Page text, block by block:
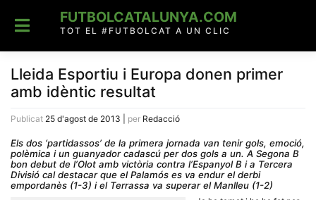
content
FUTBOLCATALUNYA.COM
TOT EL #FUTBOLCAT A UN CLIC
Lleida Esportiu i Europa donen primer
amb idèntic resultat
Publicat 25 d'agost de 2013 per Redacció
Els dos ‘partidassos’ de la primera jornada van tenir gols, emoció,
polèmica i un guanyador cadascú per dos gols a un. A Segona B
bon debut de l’Olot amb victòria contra l’Espanyol B i a Tercera
Divisió cal destacar que el Palamós es va endur el derbi
empordanès (1-3) i el Terrassa va superar el Manlleu (1-2)